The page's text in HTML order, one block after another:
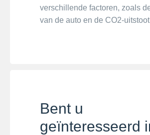
verschillende factoren, zoals
van de auto en de CO2-
Bent u
geïnteresseerd